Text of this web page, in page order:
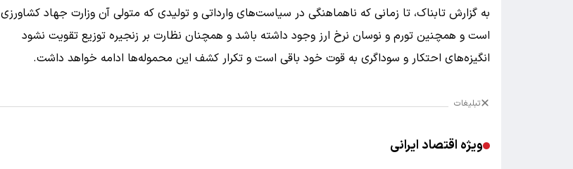
به گزارش تابناک، تا زمانی که ناهماهنگی در سیاست‌های وارداتی و تولیدی که متولی آن وزارت جهاد کشاورزی
است و همچنین تورم و نوسان نرخ ارز وجود داشته باشد و همچنان نظارت بر زنجیره توزیع تقویت نشود
انگیزه‌های احتکار و سوداگری به قوت خود باقی است و تکرار کشف این محموله‌ها ادامه خواهد داشت.
تبلیغات
ویژه اقتصاد ایرانی